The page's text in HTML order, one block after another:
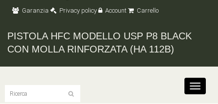
Garanzia
Privacy policy Account Carrello
PISTOLA HFC MODELLO USP P8 BLACK
CON MOLLA RINFORZATA (HA 112B)
Toggle